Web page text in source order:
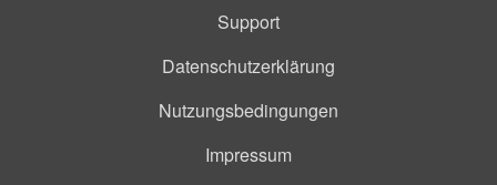
Support
Datenschutzerklärung
Nutzungsbedingungen
Impressum